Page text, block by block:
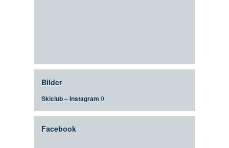
Bilder
Skiclub – Instagram 0
Facebook